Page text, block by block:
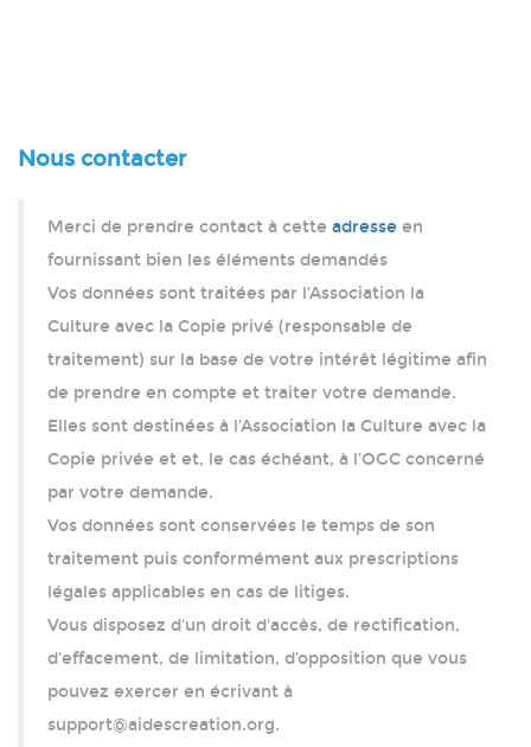
Nous contacter
Merci de prendre contact à cette adresse en
fournissant bien les éléments demandés
Vos données sont traitées par l’Association la
Culture avec la Copie privé (responsable de
traitement) sur la base de votre intérêt légitime afin
de prendre en compte et traiter votre demande.
Elles sont destinées à l’Association la Culture avec la
Copie privée et et, le cas échéant, à l’OGC concerné
par votre demande.
Vos données sont conservées le temps de son
traitement puis conformément aux prescriptions
légales applicables en cas de litiges.
Vous disposez d'un droit d'accès, de rectification,
d'effacement, de limitation, d’opposition que vous
pouvez exercer en écrivant à
support@aidescreation.org.